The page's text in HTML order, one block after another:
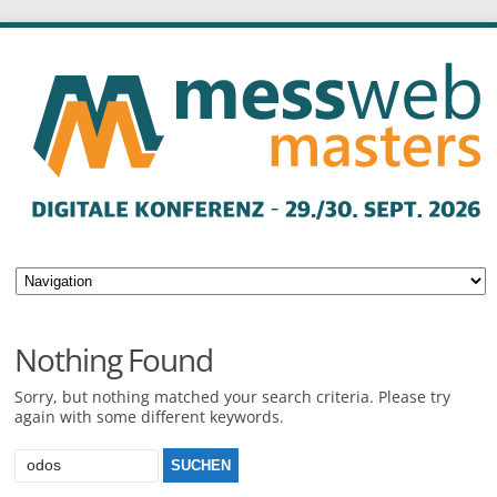
Nothing Found
Sorry, but nothing matched your search criteria. Please try
again with some different keywords.